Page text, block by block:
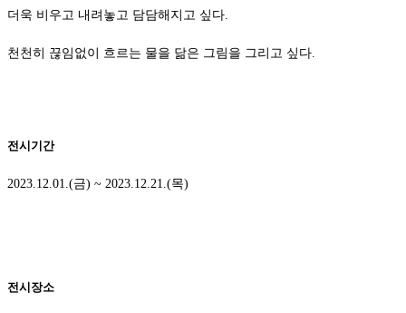
더욱 비우고 내려놓고 담담해지고 싶다.
천천히 끊임없이 흐르는 물을 닮은 그림을 그리고 싶다.
전시기간
2023.12.01.(금) ~ 2023.12.21.(목)
전시장소